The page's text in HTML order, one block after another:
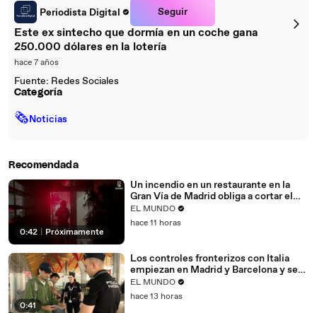
Periodista Digital Seguir
Este ex sintecho que dormía en un coche gana
250.000 dólares en la lotería
hace 7 años
Fuente: Redes Sociales
Categoría
🗞Noticias
Recomendada
0:42 Próximamente
Un incendio en un restaurante en la
Gran Vía de Madrid obliga a cortar el
tráfico
EL MUNDO
hace 11 horas
0:41
Los controles fronterizos con Italia
empiezan en Madrid y Barcelona y se
extenderán al resto de España
EL MUNDO
hace 13 horas